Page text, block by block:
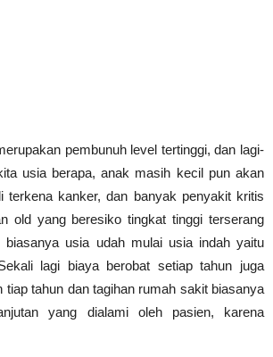
pembunuh level tertinggi, dan lagi-
usia berapa, anak masih kecil pun akan
terkena kanker, dan banyak penyakit kritis
old yang beresiko tingkat tinggi terserang
biasanya usia udah mulai usia indah yaitu
lagi biaya berobat setiap tahun juga
tiap tahun dan tagihan rumah sakit biasanya
yang dialami oleh pasien, karena